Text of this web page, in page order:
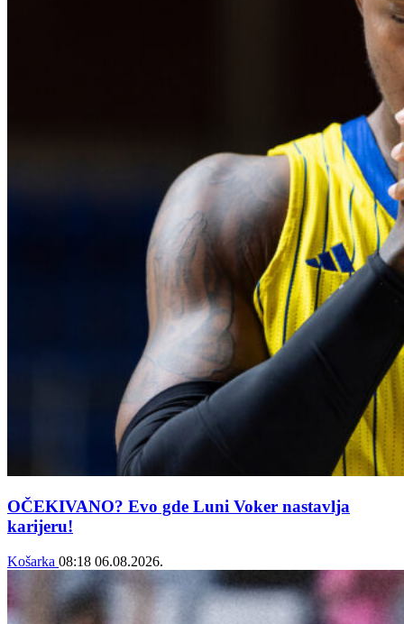
OČEKIVANO? Evo gde Luni Voker nastavlja
karijeru!
Košarka 08:18 06.08.2026.